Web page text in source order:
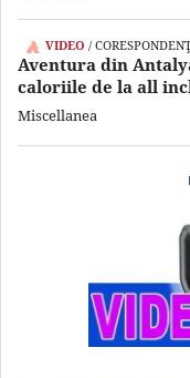
VIDEO /
Aventura din
caloriile de la all
Miscellanea